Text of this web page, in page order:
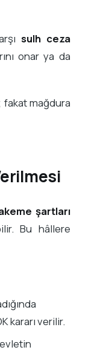
sulh ceza
onar ya da
fakat mağdura
şartları
Bu hâllere
kararı verilir.